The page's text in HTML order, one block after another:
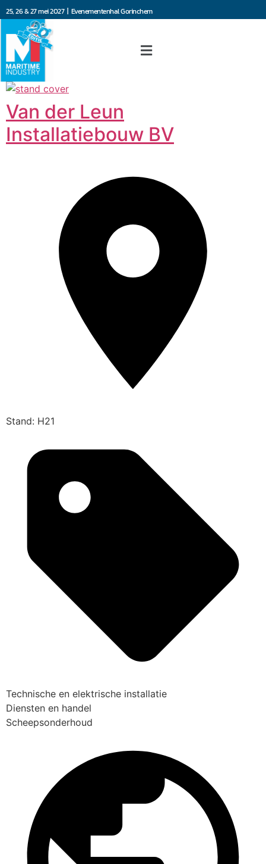
25, 26 & 27 mei 2027 | Evenementenhal Gorinchem
Van der Leun
Installatiebouw BV
Stand: H21
Technische en elektrische installatie
Diensten en handel
Scheepsonderhoud